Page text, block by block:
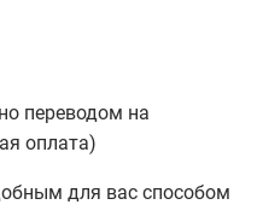
переводом на
оплата)
для вас способом